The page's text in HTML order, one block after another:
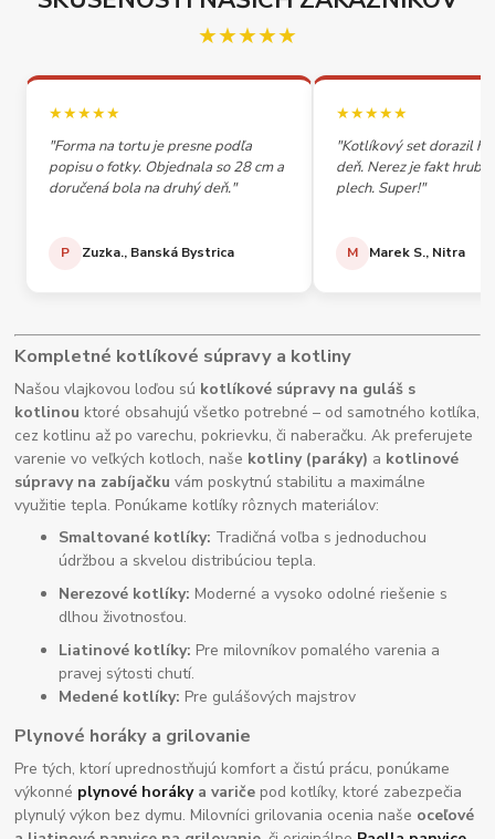
★★★★★
★★★★★
"Forma na tortu je presne podľa
popisu o fotky. Objednala so 28 cm a
doručená bola na druhý deň."
P Zuzka., Banská Bystrica
★★★★★
"Kotlíkový set dorazil
deň. Nerez je fakt
plech. Super!"
M Marek S., Nitra
Kompletné kotlíkové súpravy a kotliny
Našou vlajkovou loďou sú kotlíkové súpravy na guláš s
kotlinou ktoré obsahujú všetko potrebné – od samotného kotlíka,
cez kotlinu až po varechu, pokrievku, či naberačku. Ak preferujete
varenie vo veľkých kotloch, naše kotliny (paráky) a kotlinové
súpravy na zabíjačku vám poskytnú stabilitu a maximálne
využitie tepla. Ponúkame kotlíky rôznych materiálov:
Smaltované kotlíky: Tradičná voľba s jednoduchou
údržbou a skvelou distribúciou tepla.
Nerezové kotlíky: Moderné a vysoko odolné riešenie s
dlhou životnosťou.
Liatinové kotlíky: Pre milovníkov pomalého varenia a
pravej sýtosti chutí.
Medené kotlíky: Pre gulášových majstrov
Plynové horáky a grilovanie
Pre tých, ktorí uprednostňujú komfort a čistú prácu, ponúkame
výkonné plynové horákya variče pod kotlíky, ktoré zabezpečia
plynulý výkon bez dymu. Milovníci grilovania ocenia naše oceľové